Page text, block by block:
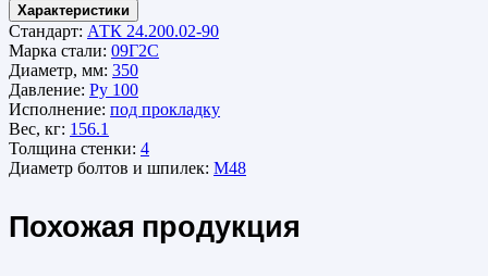
Характеристики
Стандарт: АТК 24.200.02-90
Марка стали: 09Г2С
Диаметр, мм: 350
Давление: Ру 100
Исполнение: под прокладку
Вес, кг: 156.1
Толщина стенки: 4
Диаметр болтов и шпилек: М48
Похожая продукция